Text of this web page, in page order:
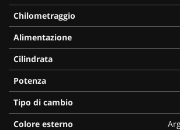
Chilometraggio
Alimentazione
Cilindrata
Potenza
Tipo di cambio
Colore esterno